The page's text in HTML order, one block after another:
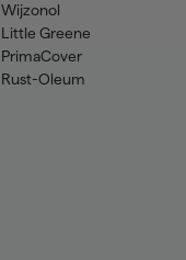
Wijzonol
Little Greene
PrimaCover
Rust-Oleum